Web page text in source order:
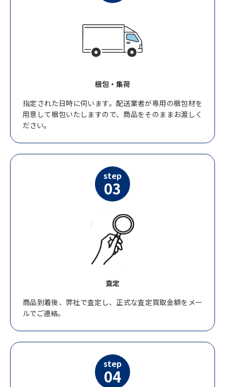
梱包・集荷
指定された日時に伺います。配送業者が専用の梱包材を
用意して梱包いたしますので、商品をそのままお渡しく
ださい。
step
03
査定
商品到着後、弊社で査定し、正式な査定買取金額をメー
ルでご連絡。
step
04